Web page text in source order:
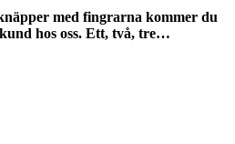
med fingrarna kommer du
hos oss. Ett, två, tre…